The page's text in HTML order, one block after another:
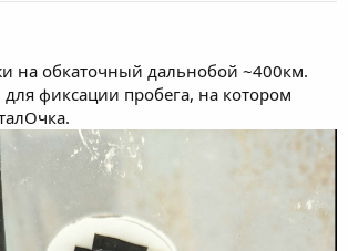
на обкаточный дальнобой ~400км.
фиксации пробега, на котором